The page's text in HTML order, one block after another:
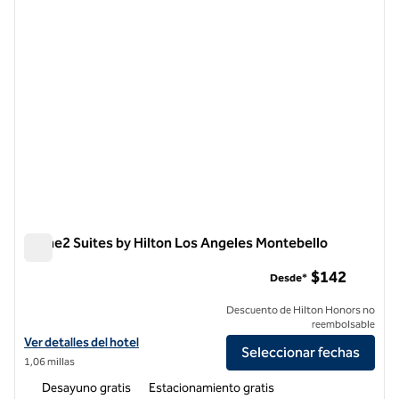
Home2 Suites by Hilton Los Angeles Montebello
Ver detalles del hotel Home2 Suites by Hilton Los Angeles
Ver detalles del hotel
1,06 millas
Desde* $142
Descuento de Hilton Honors no
reembolsable
Seleccionar fechas
Desayuno gratis
Estacionamiento gratis